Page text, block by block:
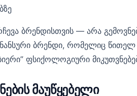
ბრენდისთვის — არა
ბრენდი, რომელიც
ფსიქოლოგიური
მაუწყებელი